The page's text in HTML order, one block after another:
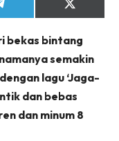
Share
on
(Twitter)
bekas bintang
semakin
lagu ‘Jaga-
dan bebas
dan minum 8